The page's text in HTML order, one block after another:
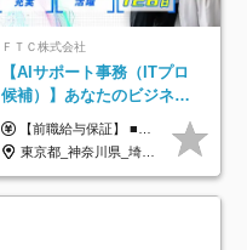
ＦＴＣ株式会社
【AIサポート事務（ITプロ
候補）】あなたのビジネス
経験をAI業界で活かす◆IT
未経験OK◆目指せるコンサ
ル
【前職給与保証】 ■未経験者： 月給30万円～35万円 ■ローキャリア（経験目安1年程度）： 月給35万円～40万円 ■経験者（経験目安3年以上）： 月給40万円～60万円 ■即戦力（経験目安5年以上）： 月給45万円～80万円 ※上記金額には固定残業代30時間分 【未経験者5万5000円～7万3000円、 ローキャリア6万4000円～7万3000円、 経験者5万8000円～10万9000円、 即戦力8万2000円～14万5000円】を含みます。 ※30時間を超える場合は追加で全額支給します。 ※経験・能力・前職給与などを総合的に評価したうえでご納得いただけるよう個別決定。 未経験者の場合、前職給与とポテンシャルを査定のうえ決定いたします。 ※日本国内でのIT業界経験、または同等の実務経験と能力に応じて決定します。 ※前職給与は日本円かつ、日本国内での実績に基づき評価します。 【納得の評価システム】 ★クォーター毎に査定する評価制度導入！ 明確な評価基準で翌年度年収を上げましょう！ ★評価対象期間に在籍中のほとんどの社員が昇給し 年収アップを実現しています！ ★様々なインセンティブ制度を用意し多角的に正当評価しています！ ※試用期間6カ月（期間中の待遇等に差異なし）
東京都_神奈川県_埼玉県_千葉県